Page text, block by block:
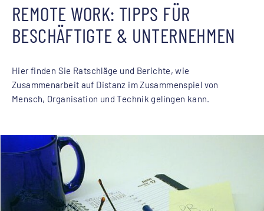
REMOTE WORK: TIPPS FÜR
BESCHÄFTIGTE & UNTERNEHMEN
Hier finden Sie Ratschläge und Berichte, wie
Zusammenarbeit auf Distanz im Zusammenspiel von
Mensch, Organisation und Technik gelingen kann.